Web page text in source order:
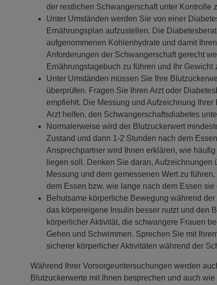
der restlichen Schwangerschaft unter Kontrolle
Unter Umständen werden Sie von einer
Ernährungsplan aufzustellen. Die
aufgenommenen Kohlenhydrate und damit
Anforderungen der Schwangerschaft gerecht
Ernährungstagebuch zu führen und Ihr Gewicht
Unter Umständen müssen Sie Ihre
überprüfen. Fragen Sie Ihren Arzt oder
empfiehlt. Die Messung und Aufzeichnung
Arzt helfen, den Schwangerschaftsdiabetes
Normalerweise wird der Blutzuckerwert
Zustand und dann 1-2 Stunden nach dem
Ansprechpartner wird Ihnen erklären, wie
liegen soll. Denken Sie daran,
Messung und dem gemessenen Wert zu
dem Essen bzw. wie lange nach dem Essen sie
Behutsame körperliche Bewegung während
das körpereigene Insulin besser nutzt und den
körperlicher Aktivität, die schwangere Frauen
Gehen und Schwimmen. Sprechen Sie mit
sicherer körperlicher Aktivitäten während der
Während Ihrer Vorsorgeuntersuchungen werden
Blutzuckerwerte mit Ihnen besprechen und auch